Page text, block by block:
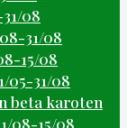
08
31/08
15/08
05-31/08
beta karoten
08-15/08